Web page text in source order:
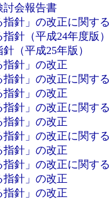
討会報告書
指針」の改正に関す
指針（平成24年度版
（平成25年版）
指針」の改正
指針」の改正に関す
指針」の改正
指針」の改正に関す
指針」の改正
指針」の改正に関す
指針」の改正
指針」の改正に関す
指針」の改正
指針」の改正